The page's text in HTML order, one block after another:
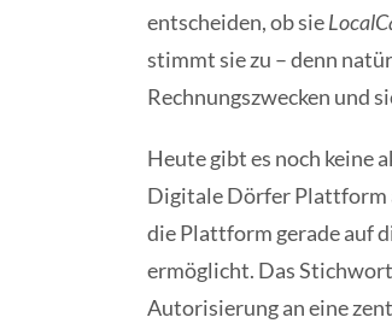
entscheiden, ob sie
stimmt sie zu – denn
Rechnungszwecken und
Heute gibt es noch
Digitale Dörfer Plattform
die Plattform gerade auf
ermöglicht. Das
Autorisierung an eine